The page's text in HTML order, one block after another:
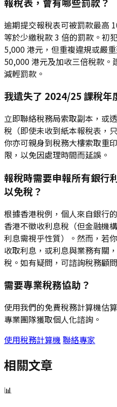
逾期提交報稅表可被罰款最高
等於少繳稅款 3 倍的罰款。初
5,000 港元，但重複違規或嚴
50,000 港元及加收三倍稅款。
減輕罰款。
我遺失了 2024/25 課稅年
立即聯絡稅務局索取副本，或
稅（即使未收到紙本報稅表，
你亦可親身到稅務大樓索取重
限，以免因處理時間而延誤。
報稅時需要申報所有銀行
以免稅？
根據香港稅例，個人來自銀行
香港不徵收利息稅（但金融機
利息需視乎性質）。然而，若
收取利息，或利息與業務有關
稅。如有疑問，可諮詢稅務顧
需要專業稅務協助？
使用我們的免費稅務計算機估
專業團隊獲取個人化諮詢。
使用稅務計算機 聯絡專家
相關文章
📊